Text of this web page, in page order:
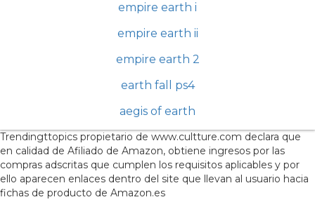
empire earth i
empire earth ii
empire earth 2
earth fall ps4
aegis of earth
Trendingttopics propietario de www.cultture.com declara que
en calidad de Afiliado de Amazon, obtiene ingresos por las
compras adscritas que cumplen los requisitos aplicables y por
ello aparecen enlaces dentro del site que llevan al usuario hacia
fichas de producto de Amazon.es